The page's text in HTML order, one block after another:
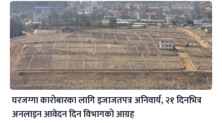
घरजग्गा कारोबारका लागि इजाजतपत्र अनिवार्य, २१ दिनभित्र
अनलाइन आवेदन दिन विभागको आग्रह